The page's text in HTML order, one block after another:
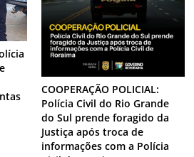
COOPERAÇÃO POLICIAL:
Polícia Civil do Rio Grande
do Sul prende foragido da
Justiça após troca de
informações com a Polícia